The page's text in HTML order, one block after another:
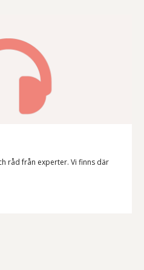
råd från experter. Vi finns där